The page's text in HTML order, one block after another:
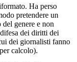
Ha perso
pretendere un
genere e non
dei diritti dei
dei giornalisti fanno
calcolo).